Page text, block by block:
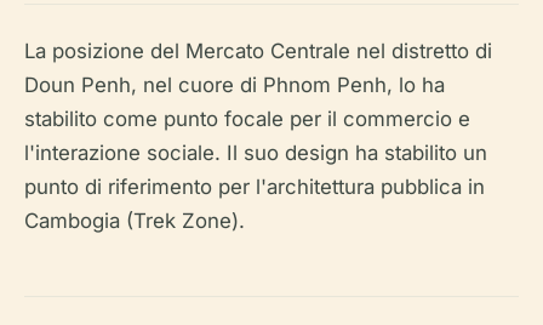
La posizione del Mercato Centrale nel distretto di
Doun Penh, nel cuore di Phnom Penh, lo ha
stabilito come punto focale per il commercio e
l'interazione sociale. Il suo design ha stabilito un
punto di riferimento per l'architettura pubblica in
Cambogia (Trek Zone).